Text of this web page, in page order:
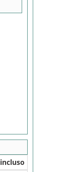
incluso